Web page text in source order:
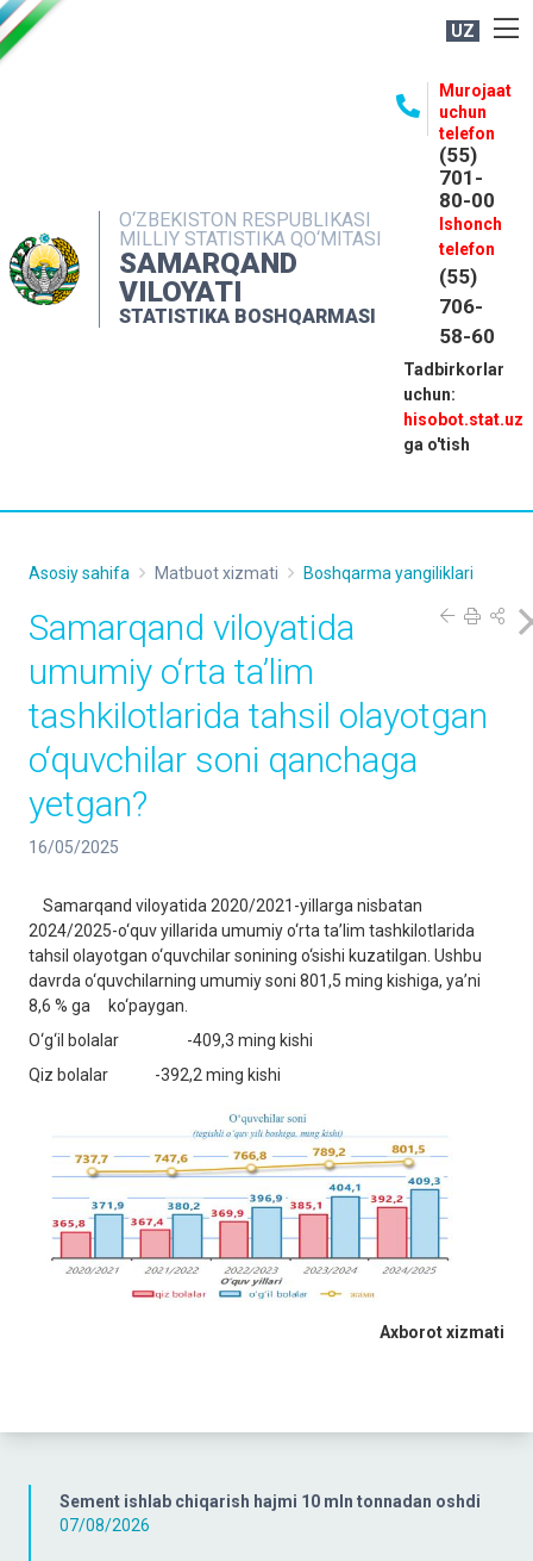
UZ
O‘ZBEKISTON RESPUBLIKASI
MILLIY STATISTIKA QO‘MITASI
SAMARQAND
VILOYATI
STATISTIKA BOSHQARMASI
Murojaat
uchun
telefon
(55)
701-
80-00
Ishonch
telefon
(55)
706-
58-60
Tadbirkorlar
uchun:
hisobot.stat.uz
ga o'tish
MATBUOT XIZMATI
MUROJAATLAR
KONTAKTLAR
Sement ishlab chiqarish hajmi 10 mln tonnadan oshdi
07/08/2026
Asosiy sahifa Matbuot xizmati Boshqarma yangiliklari
Samarqand viloyatida
umumiy o‘rta ta’lim
tashkilotlarida tahsil olayotgan
o‘quvchilar soni qanchaga
yetgan?
16/05/2025
Samarqand viloyatida 2020/2021-yillarga nisbatan
2024/2025-o‘quv yillarida umumiy o‘rta ta’lim tashkilotlarida
tahsil olayotgan o‘quvchilar sonining o‘sishi kuzatilgan. Ushbu
davrda o‘quvchilarning umumiy soni 801,5 ming kishiga, ya’ni
8,6 % ga ko‘paygan.
O‘g‘il bolalar -409,3 ming kishi
Qiz bolalar -392,2 ming kishi
Axborot xizmati